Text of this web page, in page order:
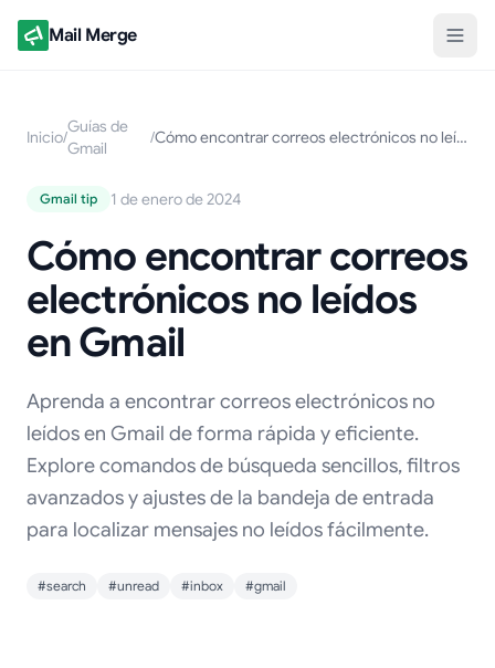
Mail Merge
Inicio/
Guías de
Gmail
/ Cómo encontrar correos electrónicos no leídos en Gmail
Gmail tip 1 de enero de 2024
Cómo encontrar correos
electrónicos no leídos
en Gmail
Aprenda a encontrar correos electrónicos no
leídos en Gmail de forma rápida y eficiente.
Explore comandos de búsqueda sencillos, filtros
avanzados y ajustes de la bandeja de entrada
para localizar mensajes no leídos fácilmente.
#search #unread #inbox #gmail